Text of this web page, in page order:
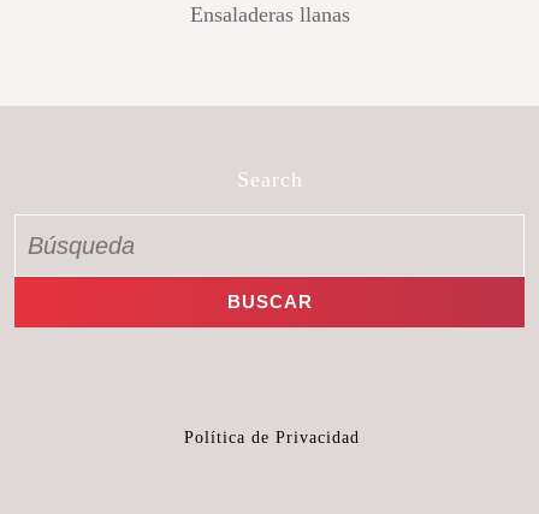
Ensaladeras llanas
Search
Política de Privacidad